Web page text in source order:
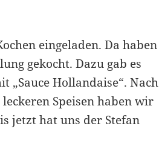
eingeladen. Da haben
gekocht. Dazu gab es
„Sauce Hollandaise“. Nach
Speisen haben wir
jetzt hat uns der Stefan